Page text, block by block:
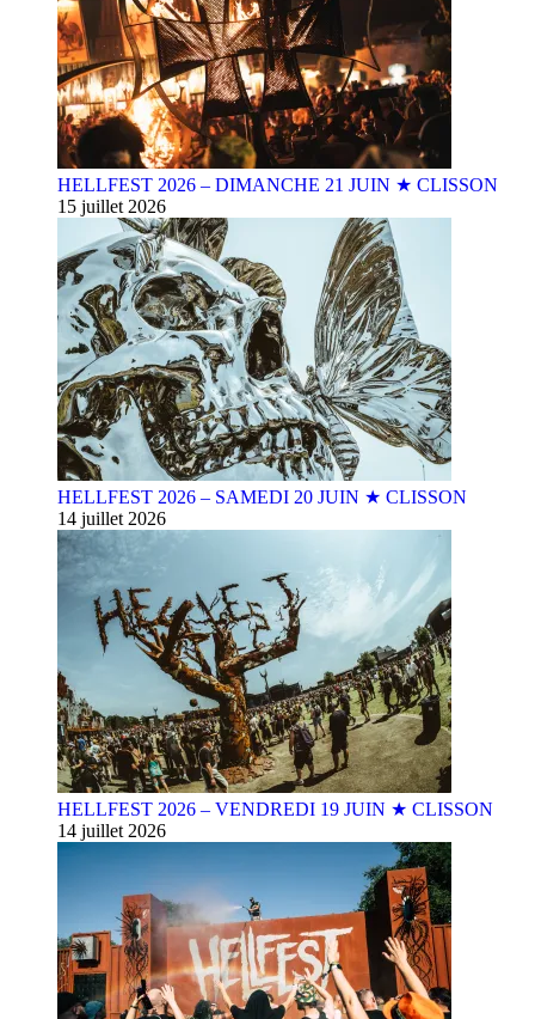
HELLFEST 2026 – DIMANCHE 21 JUIN ★ CLISSON
15 juillet 2026
HELLFEST 2026 – SAMEDI 20 JUIN ★ CLISSON
14 juillet 2026
HELLFEST 2026 – VENDREDI 19 JUIN ★ CLISSON
14 juillet 2026